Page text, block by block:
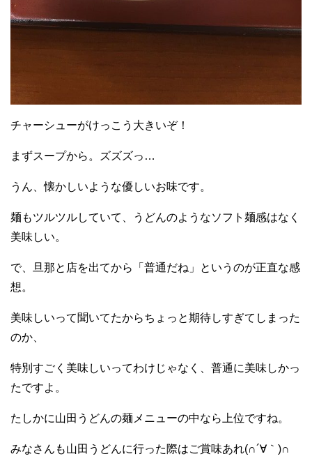
チャーシューがけっこう大きいぞ！
まずスープから。ズズズっ…
うん、懐かしいような優しいお味です。
麺もツルツルしていて、うどんのようなソフト麺感はなく
美味しい。
で、旦那と店を出てから「普通だね」というのが正直な感
想。
美味しいって聞いてたからちょっと期待しすぎてしまった
のか、
特別すごく美味しいってわけじゃなく、普通に美味しかっ
たですよ。
たしかに山田うどんの麺メニューの中なら上位ですね。
みなさんも山田うどんに行った際はご賞味あれ(∩´∀｀)∩